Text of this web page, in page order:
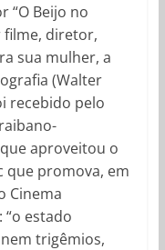
“O Beijo no
filme, diretor,
sua mulher, a
(Walter
recebido pelo
aproveitou o
que promova, em
Cinema
estado
trigêmios,